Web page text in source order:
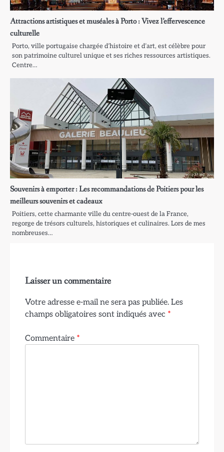
Attractions artistiques et muséales à Porto : Vivez l’effervescence
culturelle
Porto, ville portugaise chargée d’histoire et d’art, est célèbre pour
son patrimoine culturel unique et ses riches ressources artistiques.
Centre…
Souvenirs à emporter : Les recommandations de Poitiers pour les
meilleurs souvenirs et cadeaux
Poitiers, cette charmante ville du centre-ouest de la France,
regorge de trésors culturels, historiques et culinaires. Lors de mes
nombreuses…
Laisser un commentaire
Votre adresse e-mail ne sera pas publiée. Les
champs obligatoires sont indiqués avec *
Commentaire *